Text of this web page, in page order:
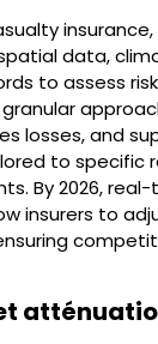
data,
to assess
losses, and
to specific
By 2026,
insurers to